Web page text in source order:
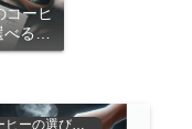
コーヒ
るサ